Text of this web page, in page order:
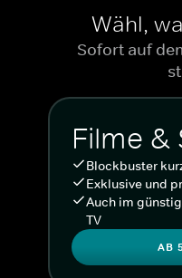
Wähl,
Sofort auf
Filme &
Blockbuster
Exklusive und
Auch im
TV
AB